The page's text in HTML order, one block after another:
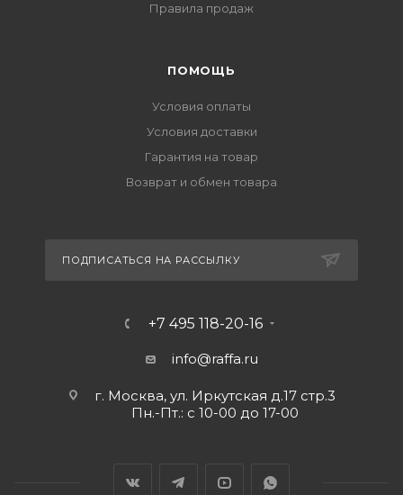
Правила продаж
ПОМОЩЬ
Условия оплаты
Условия доставки
Гарантия на товар
Возврат и обмен товара
ПОДПИСАТЬСЯ НА РАССЫЛКУ
+7 495 118-20-16
info@raffa.ru
г. Москва, ул. Иркутская д.17 стр.3
Пн.-Пт.: с 10-00 до 17-00